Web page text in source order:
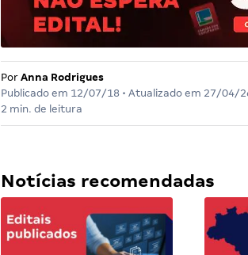
Por Anna Rodrigues
Publicado em 12/07/18• Atualizado em 27/04/
2 min. de leitura
Notícias recomendadas